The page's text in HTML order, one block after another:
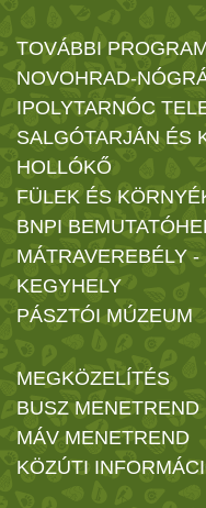
TOVÁBBI
NOVOHRAD-
IPOLYTARNÓC
SALGÓTARJÁN ÉS
HOLLÓKŐ
FÜLEK ÉS
BNPI
MÁTRAVEREBÉLY
KEGYHELY
PÁSZTÓI MÚZEUM
MEGKÖZELÍTÉS
BUSZ MENETREND
MÁV MENETREND
KÖZÚTI